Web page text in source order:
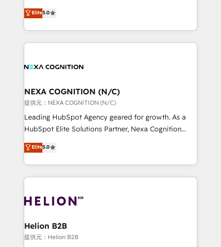
HubSpot Data System Migrations between systems
to HubSpot New lead generation strategies Time-
New Zealand, and globally to realise their full
potential through enterprise HubSpot CRM
implementation. And we deliver best practice across
the whole HubSpot platform, covering marketing,
all businesses, from start-up to Enterprise, and have
the world. Our human approach to digital
transformation is designed for businesses who want
to grow. And we're passionate about APAC
businesses leading the world in technology, agility
record migrating businesses from CRM & Marketing
Platforms such as Salesforce, Dynamics, Pipedrive,
with attract and retain customers, manage their
business people and processes, and how they
Elite5.0
NEXA COGNITION (N/C)
提供元：NEXA COGNITION (N/C)
Leading HubSpot Agency geared for growth. As a
HubSpot Elite Solutions Partner, Nexa Cognition
ranks in the top 1% of global HubSpot Partners and
has been one of the longest-standing partners since
2012. We empower businesses to harness the full
potential of HubSpot by combining strategic
bespoke HubSpot solutions tailored to drive
Choose Nexa Cognition? 🚀 HubSpot Expertise: Our
certified team specialises in CRM implementation,
Elite5.0
Helion B2B
提供元：Helion B2B